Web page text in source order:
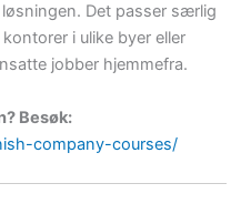
Det passer særlig
i ulike byer eller
jobber hjemmefra.
Besøk:
company-courses/